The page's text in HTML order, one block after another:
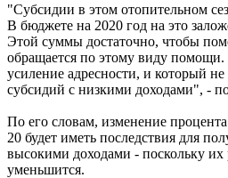
"Субсидии в этом отопительном
В бюджете на 2020 год на это
Этой суммы достаточно, чтобы
обращается по этому виду
усиление адресности, и который
субсидий с низкими доходами", -
По его словам, изменение
20 будет иметь последствия для
высокими доходами - поскольку их
уменьшится.